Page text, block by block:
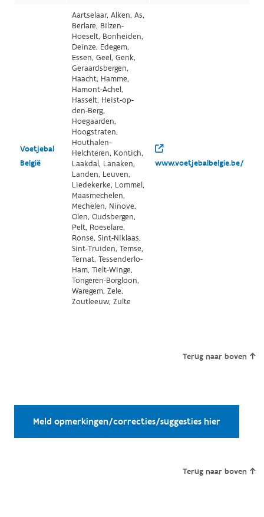
Voetjebal
België
Aartselaar, Alken, As,
Berlare, Bilzen-
Hoeselt, Bonheiden,
Deinze, Edegem,
Essen, Geel, Genk,
Geraardsbergen,
Haacht, Hamme,
Hamont-Achel,
Hasselt, Heist-op-
den-Berg,
Hoegaarden,
Hoogstraten,
Houthalen-
Helchteren, Kontich,
Laakdal, Lanaken,
Landen, Leuven,
Liedekerke, Lommel,
Maasmechelen,
Mechelen, Ninove,
Olen, Oudsbergen,
Pelt, Roeselare,
Ronse, Sint-Niklaas,
Sint-Truiden, Temse,
Ternat, Tessenderlo-
Ham, Tielt-Winge,
Tongeren-Borgloon,
Waregem, Zele,
Zoutleeuw, Zulte
www.voetjebalbelgie.be/
Terug naar boven
Meld opmerkingen/correcties/suggesties hier
Terug naar boven